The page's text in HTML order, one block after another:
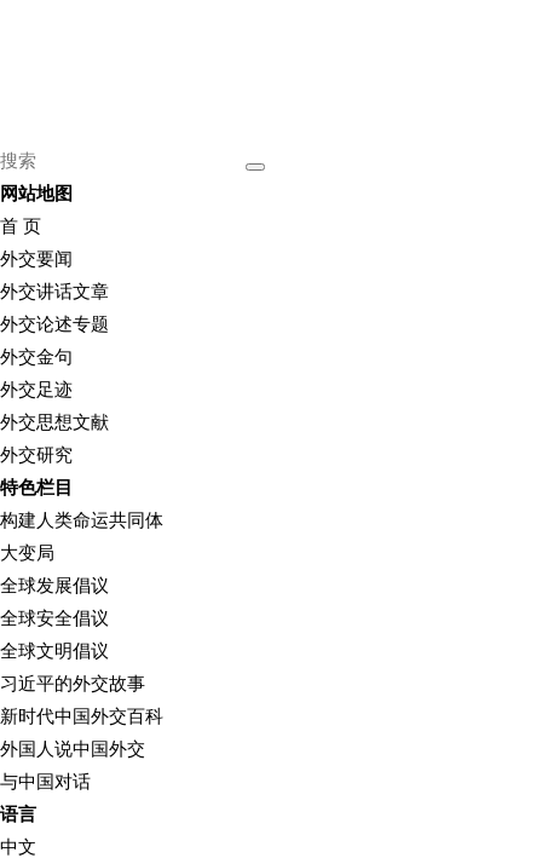
网站地图
首 页
外交要闻
外交讲话文章
外交论述专题
外交金句
外交足迹
外交思想文献
外交研究
特色栏目
构建人类命运共同体
大变局
全球发展倡议
全球安全倡议
全球文明倡议
习近平的外交故事
新时代中国外交百科
外国人说中国外交
与中国对话
语言
中文